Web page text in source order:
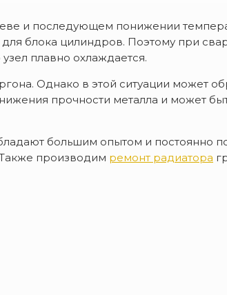
и последующем понижении
блока цилиндров. Поэтому при
плавно охлаждается.
Однако в этой ситуации может
прочности металла и может
большим опытом и постоянно
производим ремонт радиатора